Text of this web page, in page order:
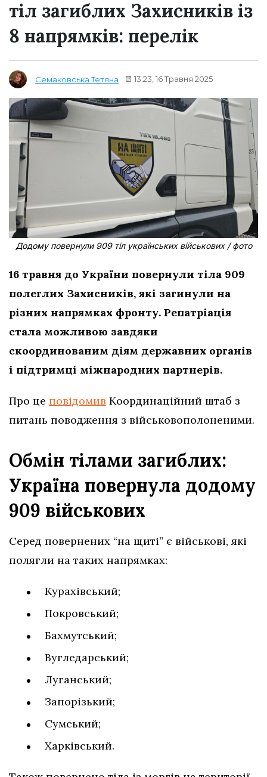
тіл загиблих Захисників із
8 напрямків: перелік
Семаковська Тетяна 13:23, 16 Травня 2025
Додому повернули 909 тіл українських військових / фото
16 травня до України повернули тіла 909
полеглих Захисників, які загинули на
різних напрямках фронту. Репатріація
стала можливою завдяки
скоординованим діям державних органів
і підтримці міжнародних партнерів.
Про це повідомив Координаційний штаб з
питань поводження з військовополоненими.
Обмін тілами загиблих:
Україна повернула додому
909 військових
Серед повернених “на щиті” є військові, які
полягли на таких напрямках:
Курахівський;
Покровський;
Бахмутський;
Вугледарський;
Луганський;
Запорізький;
Сумський;
Харківський.